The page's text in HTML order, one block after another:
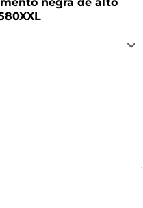
negra de alto